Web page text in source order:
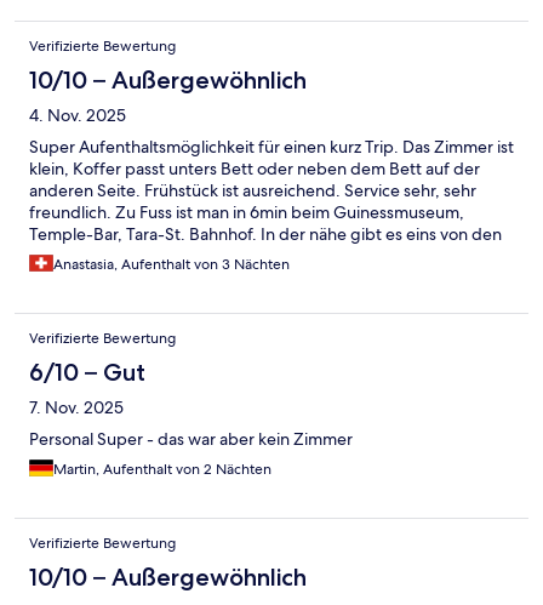
Verifizierte Bewertung
10/10 – Außergewöhnlich
4. Nov. 2025
Super Aufenthaltsmöglichkeit für einen kurz Trip. Das Zimmer ist
klein, Koffer passt unters Bett oder neben dem Bett auf der
anderen Seite. Frühstück ist ausreichend. Service sehr, sehr
freundlich. Zu Fuss ist man in 6min beim Guinessmuseum,
Temple-Bar, Tara-St. Bahnhof. In der nähe gibt es eins von den
ältesten Pubs, sehr empfehlenswert. Würde nochmals kommen!
Anastasia, Aufenthalt von 3 Nächten
Verifizierte Bewertung
6/10 – Gut
7. Nov. 2025
Personal Super - das war aber kein Zimmer
Martin, Aufenthalt von 2 Nächten
Verifizierte Bewertung
10/10 – Außergewöhnlich